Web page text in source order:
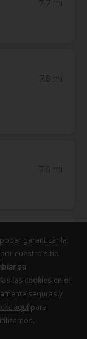
9.2 mi
garantizar la
nuestro sitio
su
las cookies en el
seguras y
aquí para
garantizar la
nuestro sitio
su
las cookies en el
seguras y
aquí para
garantizar la
nuestro sitio
su
las cookies en el
seguras y
aquí para